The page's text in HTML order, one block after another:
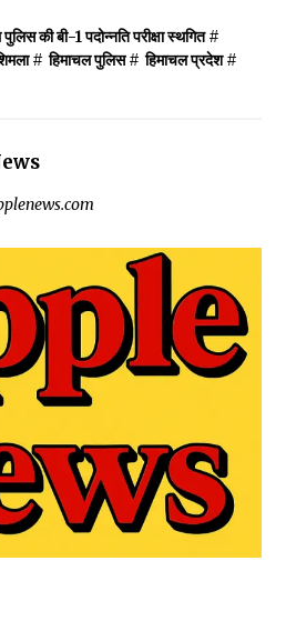
की बी-1 पदोन्नति परीक्षा स्थगित#
# हिमाचल पुलिस# हिमाचल प्रदेश#